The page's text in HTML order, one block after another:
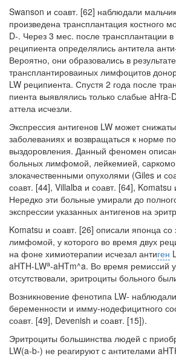
Swanson и соавт. [62] наблюдали
произведена транс­плантация костного
D-. Через 3 мес. после трансплантации в
реципиента определялись антитела
Вероятно, они образовались в
трансплантироваиных лимфоцитов
LW реципиента. Спустя 2 года после
пиента выявлялись только слабые aHra-
аттела исчезли.
Экспрессия антигенов LW может
заболеваниях и возвращаться к норме
выздоровления. Данный феномен
больных лимфомой, лейкемией,
злокачествен­ными опухолями (Giles и
соавт. [44], Villalba и соавт. [64], Komatsu
Нередко эти больные умирали до
экспрессии указанных антигенов на
Komatsu и соавт. [26] описали японца со
лимфомой, у кото­рого во время двух
на фоне химиотерапии исчезал анти­ген
aHTH-LWa-aHTm^a. Во время ремиссий
отсутствовали, эритроциты больного
Возникновение фенотипа LW-
беременности и имму-нодефицитного
соавт. [49], Devenish и соавт. [15]).
Эритроциты большинства людей с
LW(a-b-) не реагируют с антителами